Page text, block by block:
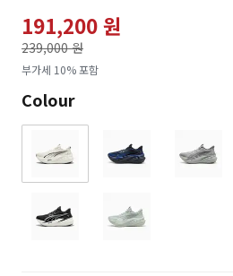
191,200 원
239,000 원
로
부가세 10% 포함
Colour